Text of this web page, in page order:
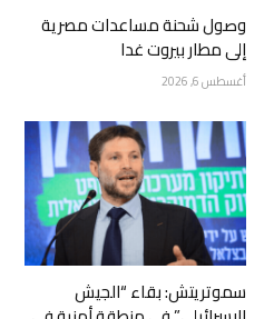
وصول شحنة مساعدات مصرية
إلى مطار بيروت غدا
أغسطس 6, 2026
سموتريتش: بقاء “الجيش